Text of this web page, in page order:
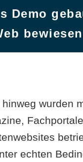
Demo
wurden
echten